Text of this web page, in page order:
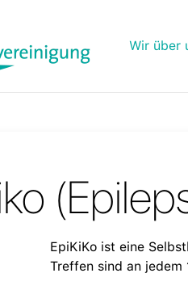
Wir über
EpiKiKo ist eine
Treffen sind an jedem